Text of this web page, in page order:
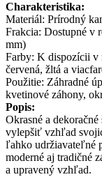
Charakteristika:
Materiál: Prírodný
Frakcia: Dostupné v
mm)
Farby: K dispozícii v
červená, žltá a
Použitie: Záhradné
kvetinové záhony,
Popis:
Okrasné a
vylepšiť vzhľad
ľahko udržiavateľné
moderné aj tradičné
a upravený vzhľad.